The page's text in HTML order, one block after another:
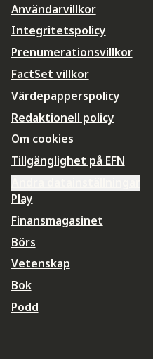
Användarvillkor
Integritetspolicy
Prenumerationsvillkor
FactSet villkor
Värdepapperspolicy
Redaktionell policy
Om cookies
Tillgänglighet på EFN
Play
Finansmagasinet
Börs
Vetenskap
Bok
Podd